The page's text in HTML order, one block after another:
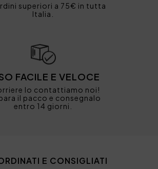
superiori a 75€ in tutta
Italia.
FACILE E VELOCE
lo contattiamo noi!
il pacco e consegnalo
entro 14 giorni.
E CONSIGLIATI